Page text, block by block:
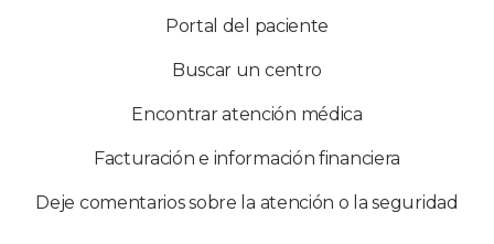
Portal del paciente
Buscar un centro
Encontrar atención médica
Facturación e información financiera
Deje comentarios sobre la atención o la seguridad